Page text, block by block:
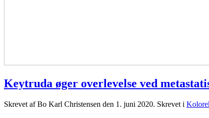
Keytruda øger overlevelse ved
Skrevet af Bo Karl Christensen den 1. juni 2020. Skrevet i